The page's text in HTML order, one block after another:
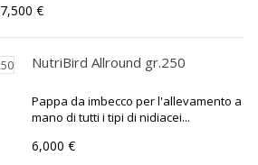
7,500 €
NutriBird Allround gr.250
Pappa da imbecco per l'allevamento a
mano di tutti i tipi di nidiacei...
6,000 €